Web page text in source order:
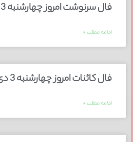
فال سرنوشت امروز چهارشنبه 3 دی 1404
ادامه مطلب »
فال کائنات امروز چهارشنبه 3 دی 1404
ادامه مطلب »